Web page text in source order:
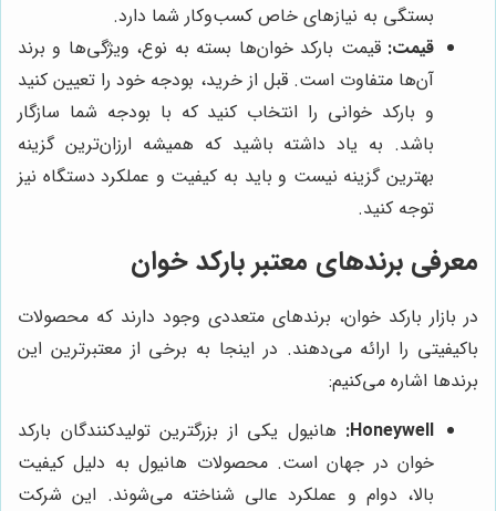
بستگی به نیازهای خاص کسب‌وکار شما دارد.
قیمت: قیمت بارکد خوان‌ها بسته به نوع، ویژگی‌ها و برند
آن‌ها متفاوت است. قبل از خرید، بودجه خود را تعیین کنید
و بارکد خوانی را انتخاب کنید که با بودجه شما سازگار
باشد. به یاد داشته باشید که همیشه ارزان‌ترین گزینه
بهترین گزینه نیست و باید به کیفیت و عملکرد دستگاه نیز
توجه کنید.
معرفی برندهای معتبر بارکد خوان
در بازار بارکد خوان، برندهای متعددی وجود دارند که محصولات
باکیفیتی را ارائه می‌دهند. در اینجا به برخی از معتبرترین این
برندها اشاره می‌کنیم:
Honeywell: هانیول یکی از بزرگترین تولیدکنندگان بارکد
خوان در جهان است. محصولات هانیول به دلیل کیفیت
بالا، دوام و عملکرد عالی شناخته می‌شوند. این شرکت